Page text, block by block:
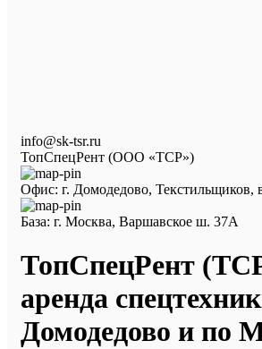
info@sk-tsr.ru
ТопСпецРент (ООО «ТСР»)
Офис: г. Домодедово, Текстильщиков,
База: г. Москва, Варшавское ш. 37А
ТопСпецРент
аренда
Домодедово и по